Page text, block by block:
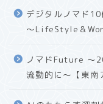
デジタルノマド
〜LifeStyle＆
ノマドFuture 〜
流動的に〜【東南